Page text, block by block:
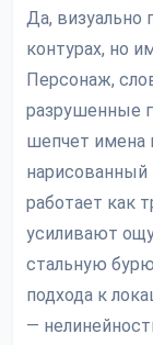
Да, визуально
контурах, но
Персонаж,
разрушенные
шепчет имена
нарисованный
работает как
усиливают
стальную
подхода к
—